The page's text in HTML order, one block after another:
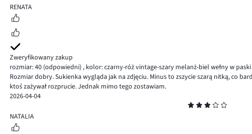
4
RENATA
Zweryfikowany zakup
rozmiar: 40 (odpowiedni) , kolor: czarny-róż vintage-szary melanż-biel wełny w paski
Rozmiar dobry. Sukienka wygląda jak na zdjęciu. Minus to zszycie szarą nitką, co
ktoś zażywał rozprucie. Jednak mimo tego zostawiam.
2026-04-04
3
NATALIA